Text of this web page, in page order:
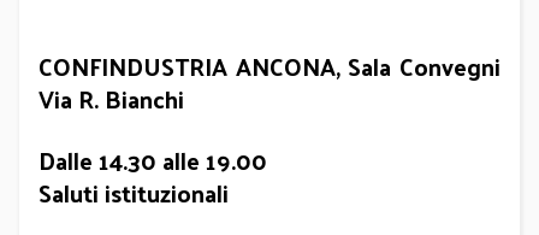
CONFINDUSTRIA ANCONA, Sala Convegni
Via R. Bianchi
Dalle 14.30 alle 19.00
Saluti istituzionali